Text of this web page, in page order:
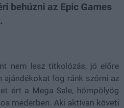
behúzni az Epic Games
nem lesz titkolózás, jó előre
ajándékokat fog ránk szórni az
ért a Mega Sale, hömpölyög
mederben. Aki aktívan követi